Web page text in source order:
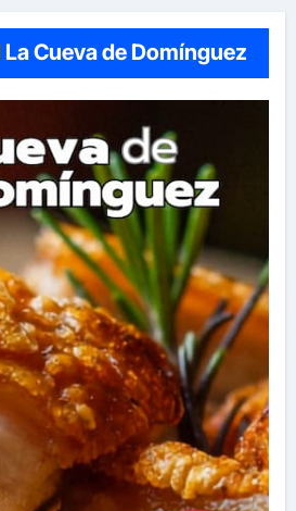
Cueva de Domínguez